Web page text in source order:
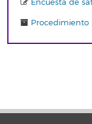
Encuesta de
Procedimiento